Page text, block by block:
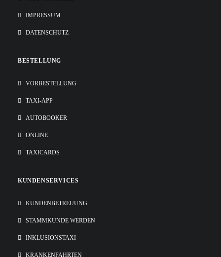
IMPRESSUM
DATENSCHUTZ
BESTELLUNG
VORBESTELLUNG
TAXI-APP
AUTOBOOKER
ONLINE
TAXICARDS
KUNDENSERVICES
KUNDENBETREUUNG
STAMMKUNDE WERDEN
INKLUSIONSTAXI
KRANKENFAHRTEN